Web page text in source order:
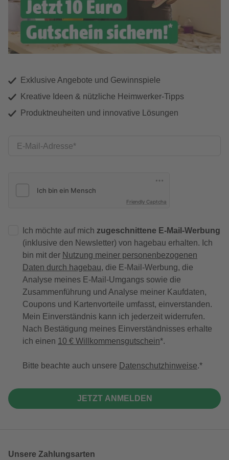
Exklusive Angebote und Gewinnspiele
Kreative Ideen & nützliche Heimwerker-Tipps
Produktneuheiten und innovative Lösungen
E-Mail-Adresse
Friendly Captcha
Ich möchte auf mich zugeschnittene E-Mail-Werbung
(inklusive den Newsletter) von hagebau erhalten. Ich
bin mit der Nutzung meiner personenbezogenen
Daten durch hagebau, die E-Mail-Werbung, die
Analyse meines E-Mail-Umgangs sowie die
Zusammenführung und Analyse meiner Kaufdaten,
Coupons und Kartenvorteile umfasst, einverstanden.
Mein Einverständnis kann ich jederzeit widerrufen.
Nach Bestätigung meines Einverständnisses erhalte
ich einen 10 € Willkommensgutschein*.
Bitte beachte auch unsere Datenschutzhinweise.
JETZT ANMELDEN
Unsere Zahlungsarten